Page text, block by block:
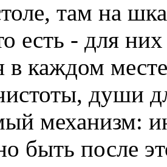
там на
есть - для
в каждом
души
механизм:
быть после